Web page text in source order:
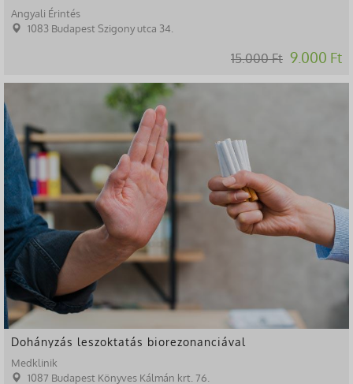
Angyali Érintés
1083 Budapest Szigony utca 34.
15.000 Ft 9.000 Ft
Dohányzás leszoktatás biorezonanciával
Medklinik
1087 Budapest Könyves Kálmán krt. 76.